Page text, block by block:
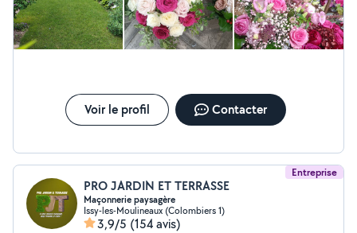
Voir le profil Contacter
Entreprise
PRO JARDIN ET TERRASSE
Maçonnerie paysagère
Issy-les-Moulineaux (Colombiers 1)
3,9/5 (154 avis)